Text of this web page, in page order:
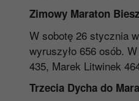
Zimowy Maraton
W sobotę 26 stycznia
wyruszyło 656 osób.
435, Marek Litwinek
Trzecia Dycha do